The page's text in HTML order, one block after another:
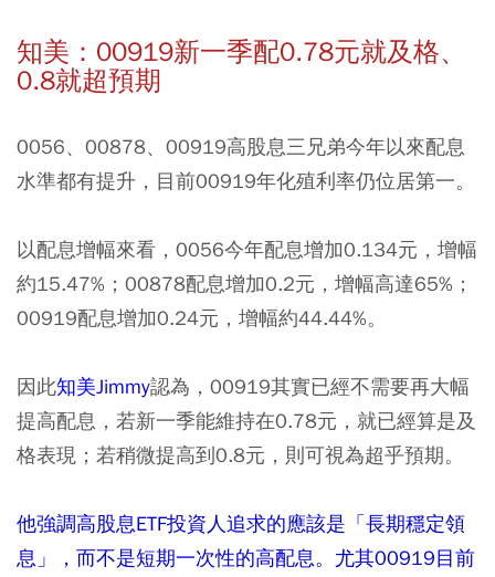
知美：00919新一季配0.78元就及格、
0.8就超預期
0056、00878、00919高股息三兄弟今年以來配息
水準都有提升，目前00919年化殖利率仍位居第一。
以配息增幅來看，0056今年配息增加0.134元，增幅
約15.47%；00878配息增加0.2元，增幅高達65%；
00919配息增加0.24元，增幅約44.44%。
因此知美Jimmy認為，00919其實已經不需要再大幅
提高配息，若新一季能維持在0.78元，就已經算是及
格表現；若稍微提高到0.8元，則可視為超乎預期。
他強調高股息ETF投資人追求的應該是「長期穩定領
息」，而不是短期一次性的高配息。尤其00919目前